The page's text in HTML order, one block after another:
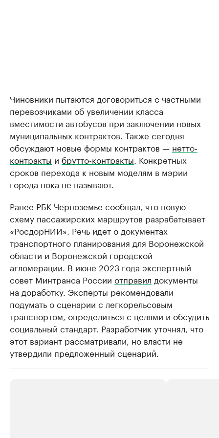
Чиновники пытаются договориться с частными
перевозчиками об увеличении класса
вместимости автобусов при заключении новых
муниципальных контрактов. Также сегодня
обсуждают новые формы контрактов — нетто-
контракты и брутто-контракты . Конкретных
сроков перехода к новым моделям в мэрии
города пока не называют.
Ранее РБК Черноземье сообщал, что новую
схему пассажирских маршрутов разрабатывает
«РосдорНИИ». Речь идет о документах
транспортного планирования для Воронежской
области и Воронежской городской
агломерации. В июне 2023 года экспертный
совет Минтранса России отправил документы
на доработку. Эксперты рекомендовали
подумать о сценарии с легкорельсовым
транспортом, определиться с целями и обсудить
социальный стандарт. Разработчик уточнял, что
этот вариант рассматривали, но власти не
утвердили предложенный сценарий.